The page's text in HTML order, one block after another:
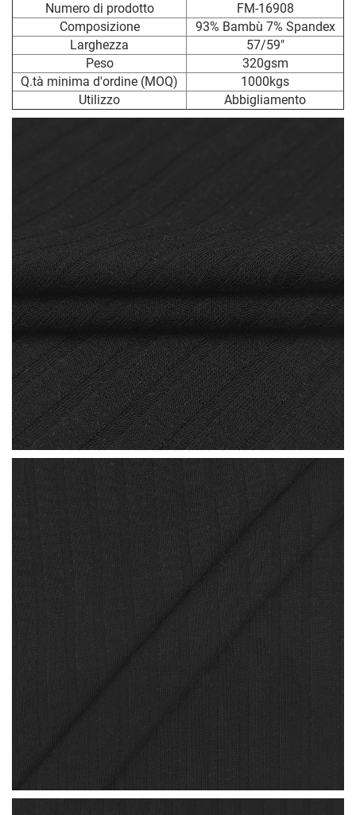
Numero di prodotto
FM-16908
Composizione
93% Bambù 7% Spandex
Larghezza
57/59"
Peso
320gsm
Q.tà minima d'ordine (MOQ)
1000kgs
Utilizzo
Abbigliamento